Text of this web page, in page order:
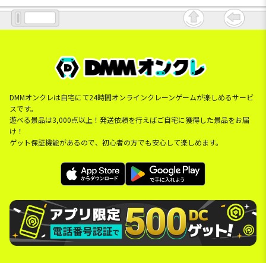
DMMオンクレは自宅にて24時間オンラインクレーンゲームが楽しめるサービ
スです。
遊べる景品は3,000点以上！発送依頼を行えばご自宅に獲得した景品をお届
け！
ゲット保証機能があるので、初心者の方でも安心して楽しめます。